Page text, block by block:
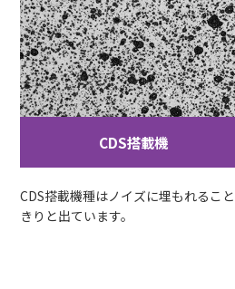
CDS搭載機
CDS搭載機種はノイズに埋もれるこ
きりと出ています。